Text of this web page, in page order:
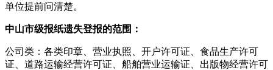
单位提前问清楚。
中山市级报纸遗失登报的范围：
公司类：各类印章、营业执照、开户许可证、食品生产许可
证、道路运输经营许可证、船舶营业运输证、出版物经营许可